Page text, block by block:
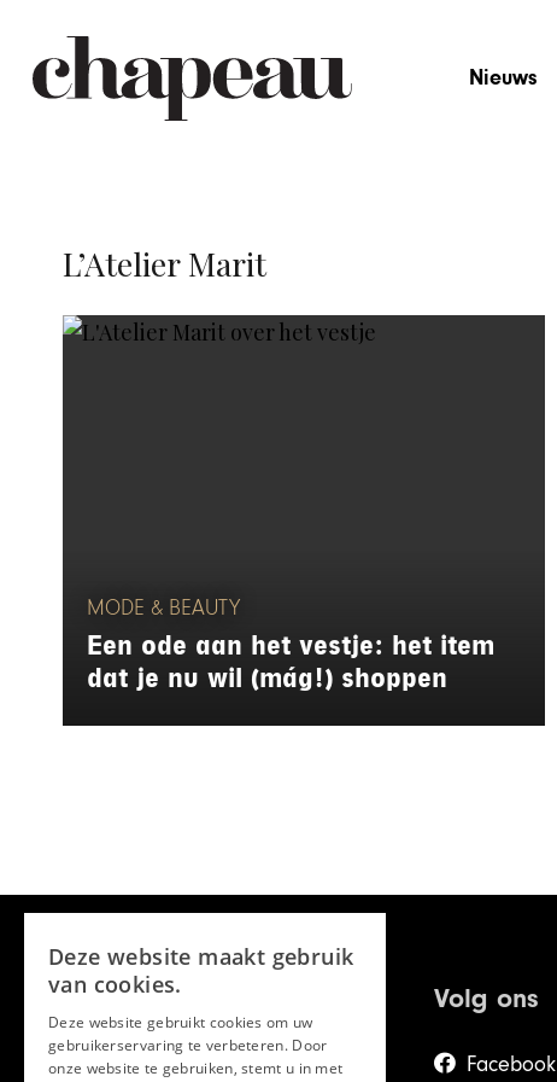
Nieuws
L’Atelier Marit
MODE & BEAUTY
Een ode aan het vestje: het item
dat je nu wil (mág!) shoppen
Volg ons
Facebook
Deze website maakt gebruik
van cookies.
Deze website gebruikt cookies om uw
gebruikerservaring te verbeteren. Door
onze website te gebruiken, stemt u in met